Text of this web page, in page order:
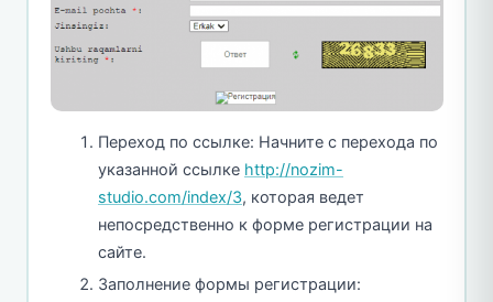
Переход по ссылке: Начните с перехода по
указанной ссылке http://nozim-
studio.com/index/3, которая ведет
непосредственно к форме регистрации на
сайте.
Заполнение формы регистрации: